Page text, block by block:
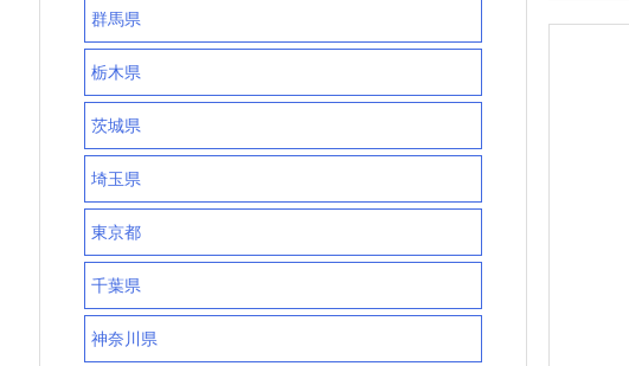
群馬県
栃木県
茨城県
埼玉県
東京都
千葉県
神奈川県